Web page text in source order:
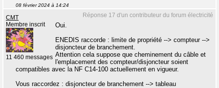
08 février 2024 à 14:24
Réponse 17 d'un contributeur du forum électricité
CMT
Membre inscrit
11 460 messages
Oui.
ENEDIS raccorde : limite de propriété --> compteur -->
disjoncteur de branchement.
Attention cela suppose que cheminement du câble et
l'emplacement des compteur/disjoncteur soient
compatibles avec la NF C14-100 actuellement en vigueur.
Vous raccordez : disjoncteur de branchement --> tableau